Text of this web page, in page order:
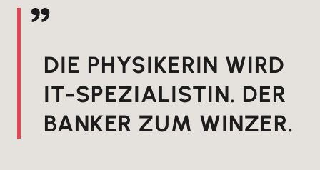
DIE PHYSIKERIN WIRD
IT-SPEZIALISTIN. DER
BANKER ZUM WINZER.